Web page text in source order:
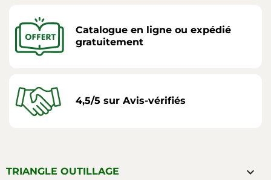
Catalogue en ligne ou expédié
gratuitement
4,5/5 sur Avis-vérifiés
TRIANGLE OUTILLAGE 